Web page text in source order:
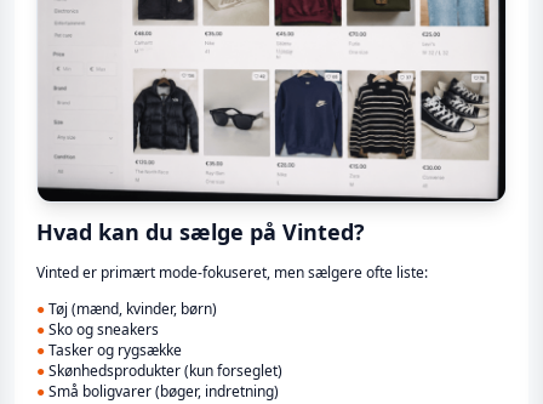
Hvad kan du sælge på Vinted?
Vinted er primært mode-fokuseret, men sælgere ofte liste:
●Tøj (mænd, kvinder, børn)
●Sko og sneakers
●Tasker og rygsække
●Skønhedsprodukter (kun forseglet)
●Små boligvarer (bøger, indretning)